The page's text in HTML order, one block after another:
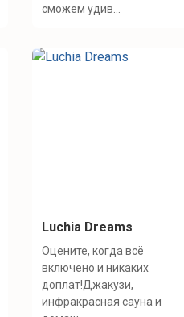
сможем удив...
Luchia Dreams
Оцените, когда всё
включено и никаких
доплат!Джакузи,
инфракрасная сауна и